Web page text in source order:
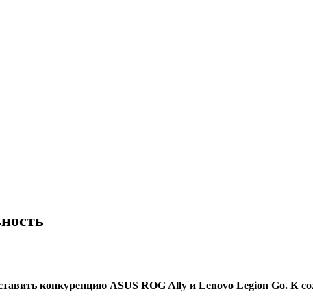
конкуренцию ASUS ROG Ally и Lenovo Legion Go. К